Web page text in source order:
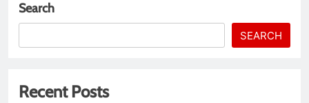
Search
SEARCH
Recent Posts